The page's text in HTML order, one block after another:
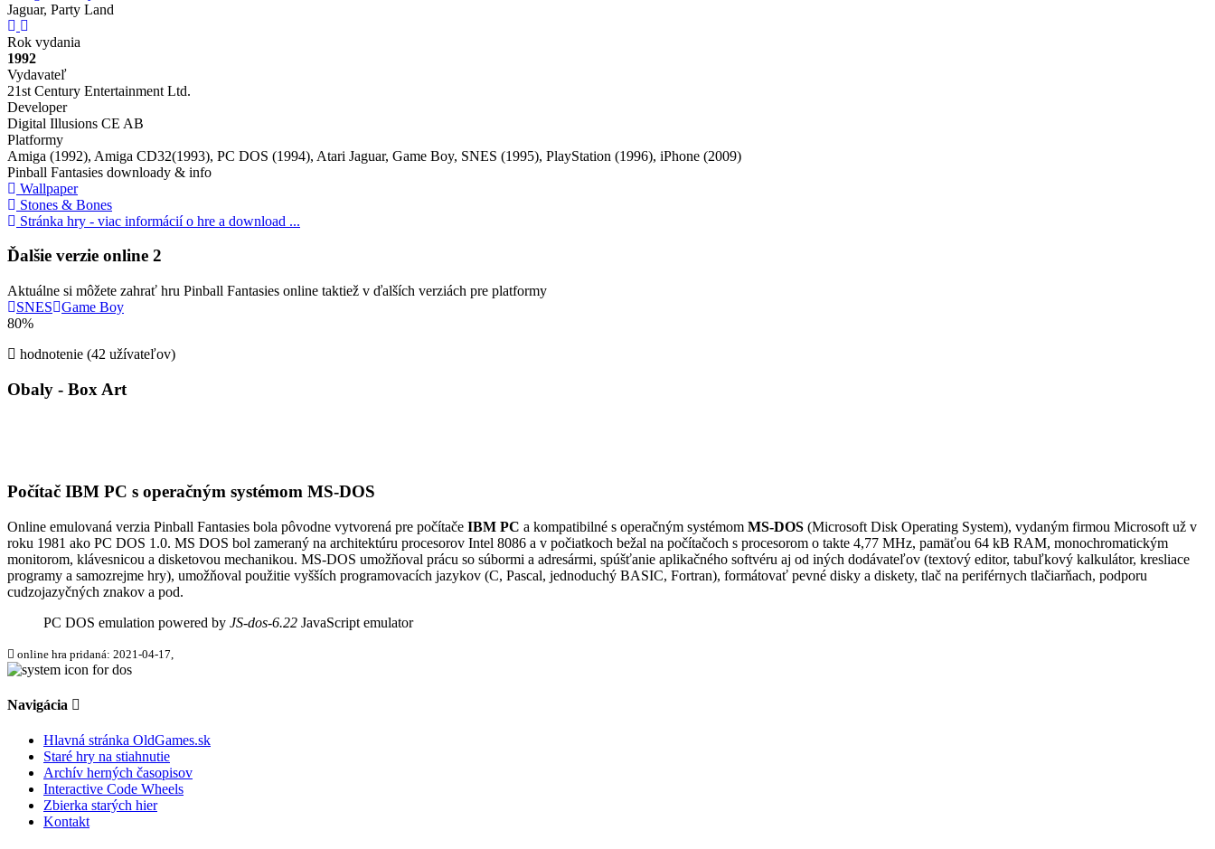
Jaguar, Party Land
Previous
Rok vydania
1992
Vydavateľ
21st Century Entertainment Ltd.
Developer
Digital Illusions CE AB
Platformy
Amiga (1992), Amiga CD32(1993), PC DOS (1994), Atari Jaguar, Game Boy, SNES (1995), PlayStation (1996), iPhone (2009)
Pinball Fantasies downloady & info
Wallpaper
Stones & Bones
Stránka hry - viac informácií o hre a download ...
Ďalšie verzie online 2
Aktuálne si môžete zahrať hru Pinball Fantasies online taktiež v ďalších verziách pre platformy
SNES
Game Boy
80%
hodnotenie (42 užívateľov)
Obaly - Box Art
Počítač IBM PC s operačným systémom MS-DOS
Online emulovaná verzia Pinball Fantasies bola pôvodne vytvorená pre počítače IBM PC a kompatibilné s operačným systémom MS-DOS (Microsoft Disk Operating System), vydaným firmou Microsoft už v
roku 1981 ako PC DOS 1.0. MS DOS bol zameraný na architektúru procesorov Intel 8086 a v počiatkoch bežal na počítačoch s procesorom o takte 4,77 MHz, pamäťou 64 kB RAM, monochromatickým
monitorom, klávesnicou a disketovou mechanikou. MS-DOS umožňoval prácu so súbormi a adresármi, spúšťanie aplikačného softvéru aj od iných dodávateľov (textový editor, tabuľkový kalkulátor, kresliace
programy a samozrejme hry), umožňoval použitie vyšších programovacích jazykov (C, Pascal, jednoduchý BASIC, Fortran), formátovať pevné disky a diskety, tlač na periférnych tlačiarňach, podporu
cudzojazyčných znakov a pod.
PC DOS emulation powered by JS-dos-6.22 JavaScript emulator
online hra pridaná: 2021-04-17,
Navigácia
Hlavná stránka OldGames.sk
Staré hry na stiahnutie
Archív herných časopisov
Interactive Code Wheels
Zbierka starých hier
Kontakt